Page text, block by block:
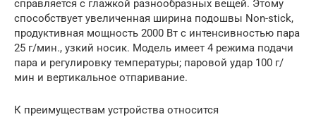
справляется с глажкой разнообразных вещей. Этому
способствует увеличенная ширина подошвы Non-stick,
продуктивная мощность 2000 Вт с интенсивностью пара
25 г/мин., узкий носик. Модель имеет 4 режима подачи
пара и регулировку температуры; паровой удар 100 г/
мин и вертикальное отпаривание.
К преимуществам устройства относится